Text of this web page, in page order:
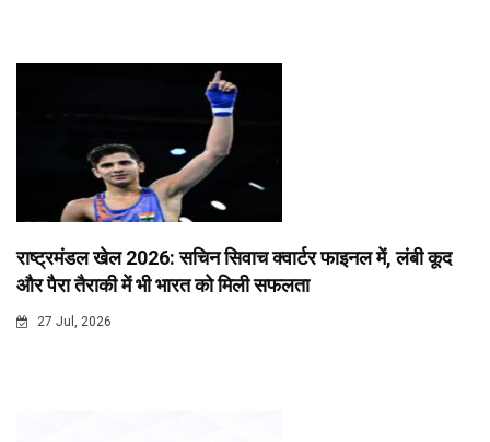
राष्ट्रमंडल खेल 2026: सचिन सिवाच क्वार्टर फाइनल में, लंबी कूद
और पैरा तैराकी में भी भारत को मिली सफलता
27 Jul, 2026